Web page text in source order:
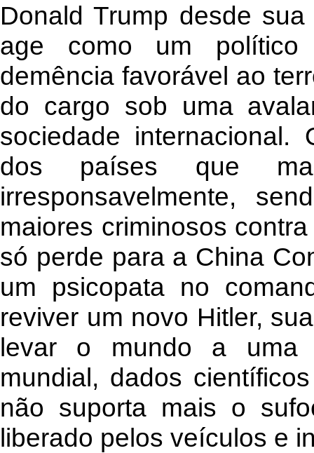
Donald Trump desde
age como um político
demência favorável ao
do cargo sob uma
sociedade
dos países que
irresponsavelmente,
maiores criminosos
só perde para a China
um psicopata no
reviver um novo Hitler,
levar o mundo a uma
mundial, dados
não suporta mais o
liberado pelos veículos e